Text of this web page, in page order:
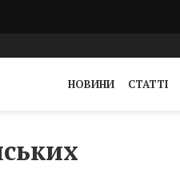
НОВИНИ СТАТТІ